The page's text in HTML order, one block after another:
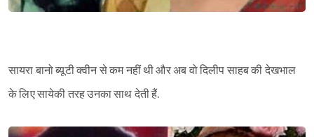
सायरा बानो ब्यूटी क्वीन से कम नहीं थी और अब वो दिलीप साहब की देखभाल
के लिए सायेकी तरह उनका साथ देती हैं.